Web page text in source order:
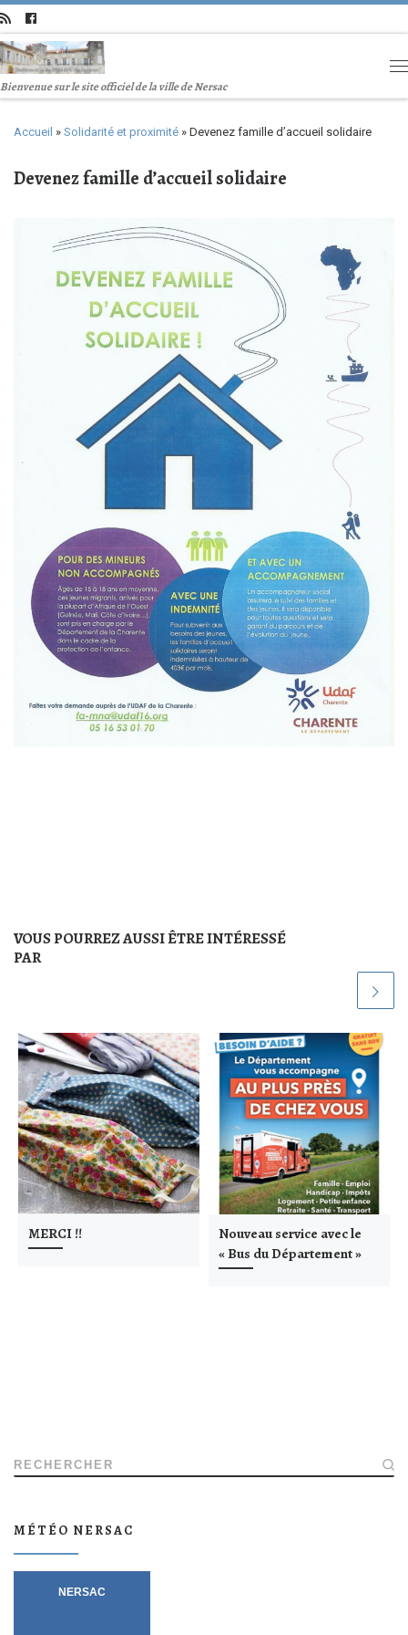
Bienvenue sur le site officiel de la ville de Nersac
Accueil » Solidarité et proximité » Devenez famille d’accueil solidaire
Devenez famille d’accueil solidaire
VOUS POURREZ AUSSI ÊTRE INTÉRESSÉ
PAR
MERCI !!
Nouveau service avec le
« Bus du Département »
RECHERCHER
MÉTÉO NERSAC